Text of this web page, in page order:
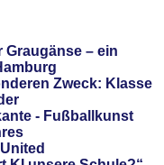
Graugänse – ein
Zweck: Klasse
- Fußballkunst